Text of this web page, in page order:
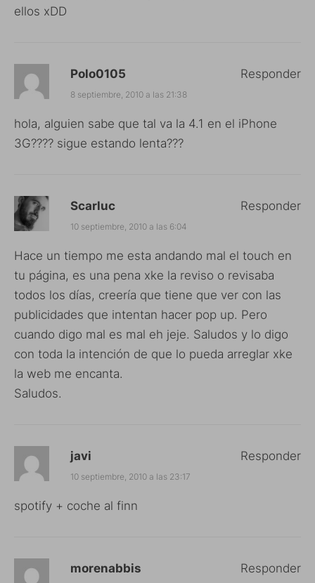
ellos xDD
Polo0105
8 septiembre, 2010 a las 21:38
hola, alguien sabe que tal va la 4.1 en el iPhone
3G???? sigue estando lenta???
Responder
Scarluc
10 septiembre, 2010 a las 6:04
Hace un tiempo me esta andando mal el touch en
tu página, es una pena xke la reviso o revisaba
todos los días, creería que tiene que ver con las
publicidades que intentan hacer pop up. Pero
cuando digo mal es mal eh jeje. Saludos y lo digo
con toda la intención de que lo pueda arreglar xke
la web me encanta.
Saludos.
Responder
javi
10 septiembre, 2010 a las 23:17
spotify + coche al finn
Responder
morenabbis Responder